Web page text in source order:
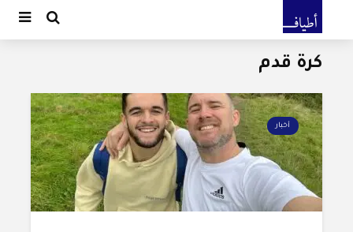
كرة قدم
أخبار